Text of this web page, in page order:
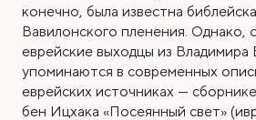
конечно, была известна
Вавилонского пленения. Однако,
еврейские выходцы из Владимира
упоминаются в современных
еврейских источниках —
бен Ицхака «Посеянный свет»